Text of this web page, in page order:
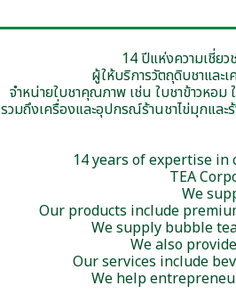
14 ปีแห่งความเชี่ย
ผู้ให้บริการวัตถุดิบชาแล
จำหน่ายใบชาคุณภาพ เช่น ใบชาข้าวหอม
รวมถึงเครื่องและอุปกรณ์ร้านชาไข่มุกแล
14 years of expertise
TEA
We
Our products include
We supply bubble
We also
Our services include
We help